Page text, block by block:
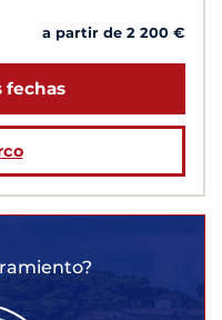
a partir de 2 200 €
fechas